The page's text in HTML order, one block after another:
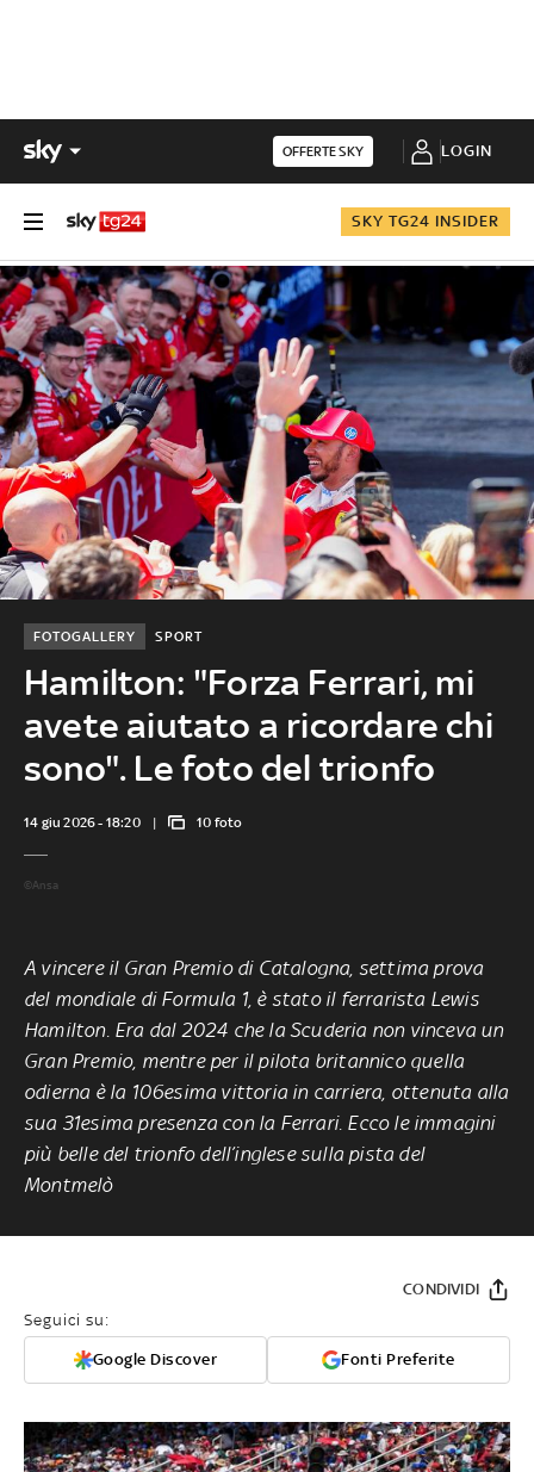
OFFERTE SKY LOGIN
SKY TG24 INSIDER
Hamilton: "Forza Ferrari, mi
avete aiutato a ricordare chi
sono". Le foto del trionfo
SPORT
FOTOGALLERY
14 giu 2026 - 18:20 10 foto
©Ansa
A vincere il Gran Premio di Catalogna, settima prova
del mondiale di Formula 1, è stato il ferrarista Lewis
Hamilton. Era dal 2024 che la Scuderia non vinceva un
Gran Premio, mentre per il pilota britannico quella
odierna è la 106esima vittoria in carriera, ottenuta alla
sua 31esima presenza con la Ferrari. Ecco le immagini
più belle del trionfo dell’inglese sulla pista del
Montmelò
Seguici su:
Google Discover Fonti Preferite
CONDIVIDI